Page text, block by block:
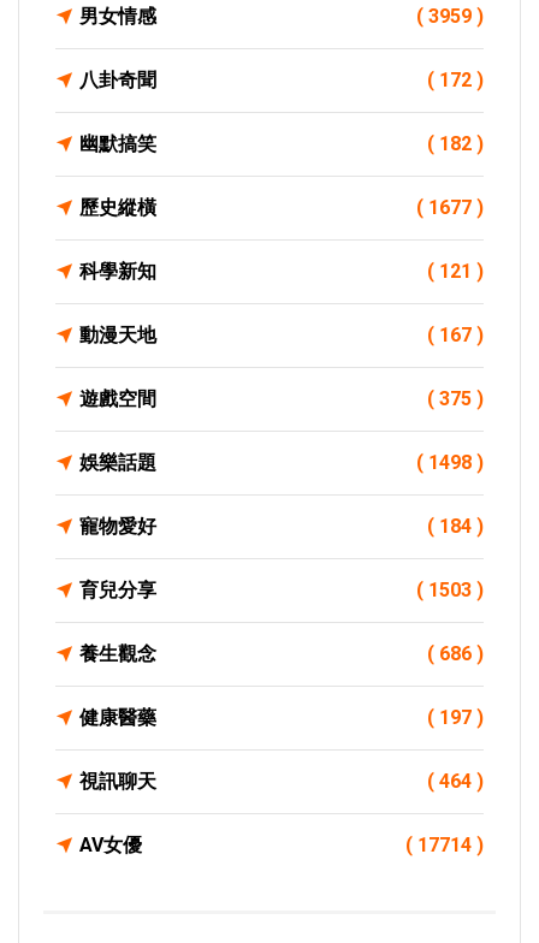
男女情感 ( 3959 )
八卦奇聞 ( 172 )
幽默搞笑 ( 182 )
歷史縱橫 ( 1677 )
科學新知 ( 121 )
動漫天地 ( 167 )
遊戲空間 ( 375 )
娛樂話題 ( 1498 )
寵物愛好 ( 184 )
育兒分享 ( 1503 )
養生觀念 ( 686 )
健康醫藥 ( 197 )
視訊聊天 ( 464 )
AV女優 ( 17714 )